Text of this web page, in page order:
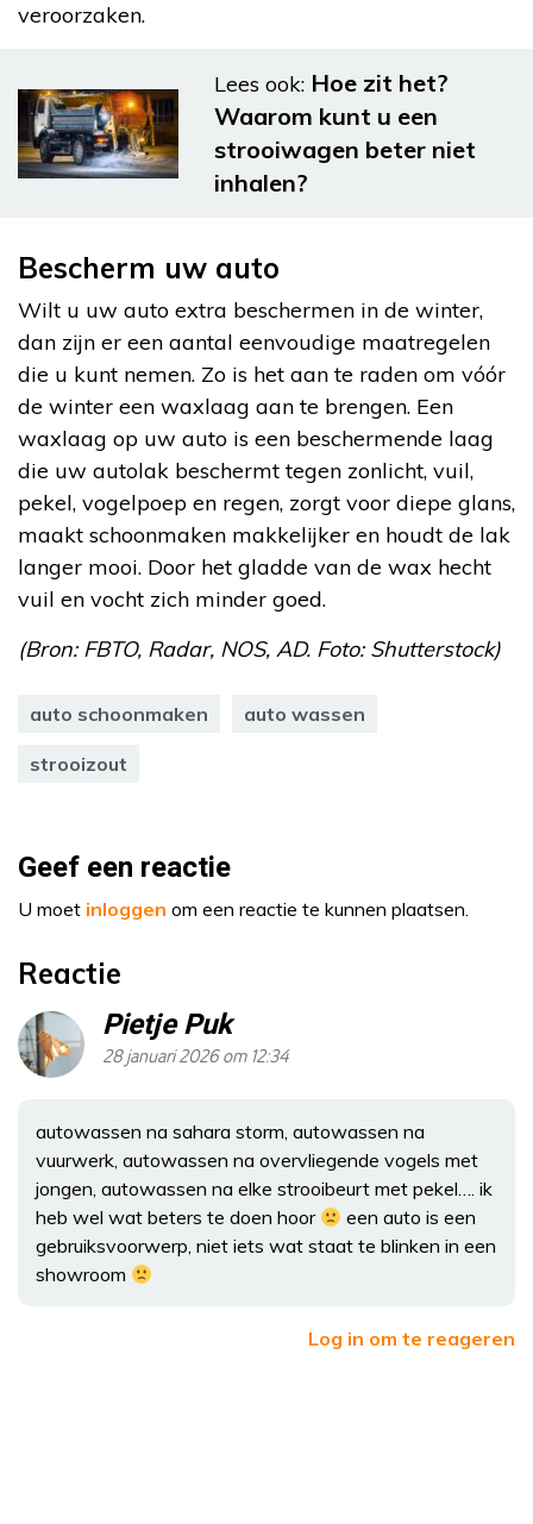
veroorzaken.
Lees ook: Hoe zit het?
Waarom kunt u een
strooiwagen beter niet
inhalen?
Bescherm uw auto
Wilt u uw auto extra beschermen in de winter,
dan zijn er een aantal eenvoudige maatregelen
die u kunt nemen. Zo is het aan te raden om vóór
de winter een waxlaag aan te brengen. Een
waxlaag op uw auto is een beschermende laag
die uw autolak beschermt tegen zonlicht, vuil,
pekel, vogelpoep en regen, zorgt voor diepe glans,
maakt schoonmaken makkelijker en houdt de lak
langer mooi. Door het gladde van de wax hecht
vuil en vocht zich minder goed.
(Bron: FBTO, Radar, NOS, AD. Foto: Shutterstock)
auto schoonmaken auto wassen
strooizout
Geef een reactie
U moet inloggen om een reactie te kunnen plaatsen.
Reactie
Pietje Puk
28 januari 2026 om 12:34
autowassen na sahara storm, autowassen na
vuurwerk, autowassen na overvliegende vogels met
jongen, autowassen na elke strooibeurt met pekel…. ik
heb wel wat beters te doen hoor
een auto is een
gebruiksvoorwerp, niet iets wat staat te blinken in een
showroom
Log in om te reageren